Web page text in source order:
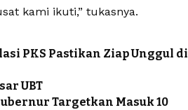
kami ikuti,” tukasnya.
PKS Pastikan Ziap Unggul di
UBT
Targetkan Masuk 10